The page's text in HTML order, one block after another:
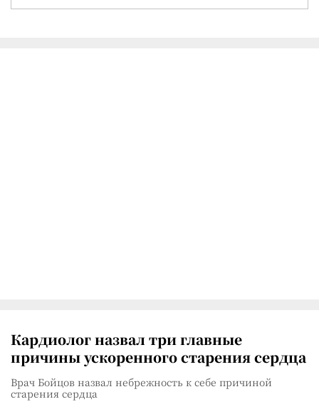
Кардиолог назвал три главные
причины ускоренного старения сердца
Врач Бойцов назвал небрежность к себе причиной
старения сердца